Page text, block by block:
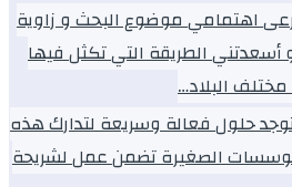
اهتمامي موضوع البحث و زاوية
الطريقة التي تكثل فيها
البلاد…
حلول فعالة وسريعة لتدارك هذه
الصغيرة تضمن عمل لشريحة